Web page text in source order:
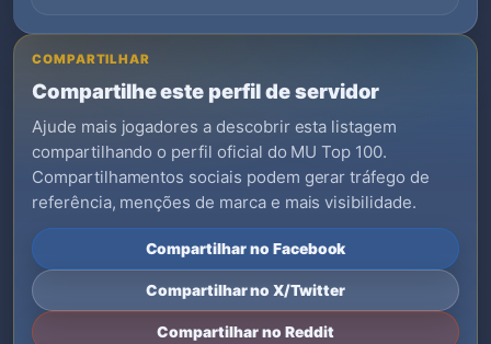
COMPARTILHAR
Compartilhe este perfil de servidor
Ajude mais jogadores a descobrir esta listagem
compartilhando o perfil oficial do MU Top 100.
Compartilhamentos sociais podem gerar tráfego de
referência, menções de marca e mais visibilidade.
Compartilhar no Facebook
Compartilhar no X/Twitter
Compartilhar no Reddit